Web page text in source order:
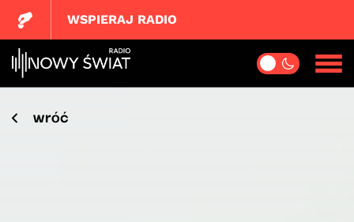
WSPIERAJ RADIO
wróć